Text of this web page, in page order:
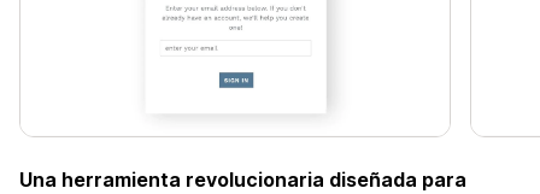
Una herramienta revolucionaria diseñada para